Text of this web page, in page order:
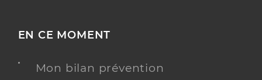
EN CE MOMENT
Mon bilan prévention